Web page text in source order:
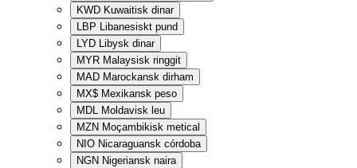
KWD Kuwaitisk dinar
LBP Libanesiskt pund
LYD Libysk dinar
MYR Malaysisk ringgit
MAD Marockansk dirham
MX$ Mexikansk peso
MDL Moldavisk leu
MZN Moçambikisk metical
NIO Nicaraguansk córdoba
NGN Nigeriansk naira